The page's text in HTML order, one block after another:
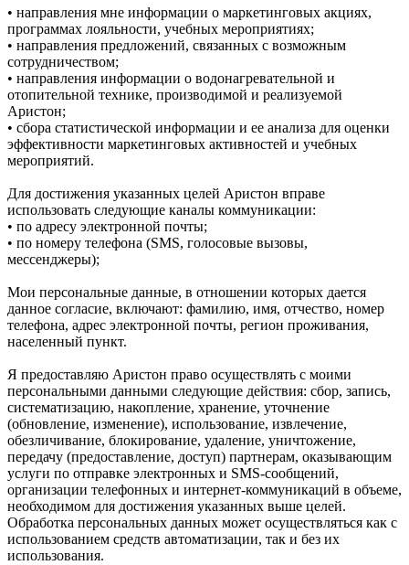
• направления мне информации о маркетинговых акциях,
программах лояльности, учебных мероприятиях;
• направления предложений, связанных с возможным
сотрудничеством;
• направления информации о водонагревательной и
отопительной технике, производимой и реализуемой
Аристон;
• сбора статистической информации и ее анализа для оценки
эффективности маркетинговых активностей и учебных
мероприятий.
Для достижения указанных целей Аристон вправе
использовать следующие каналы коммуникации:
• по адресу электронной почты;
• по номеру телефона (SMS, голосовые вызовы,
мессенджеры);
Мои персональные данные, в отношении которых дается
данное согласие, включают: фамилию, имя, отчество, номер
телефона, адрес электронной почты, регион проживания,
населенный пункт.
Я предоставляю Аристон право осуществлять с моими
персональными данными следующие действия: сбор, запись,
систематизацию, накопление, хранение, уточнение
(обновление, изменение), использование, извлечение,
обезличивание, блокирование, удаление, уничтожение,
передачу (предоставление, доступ) партнерам, оказывающим
услуги по отправке электронных и SMS‑сообщений,
организации телефонных и интернет‑коммуникаций в объеме,
необходимом для достижения указанных выше целей.
Обработка персональных данных может осуществляться как с
использованием средств автоматизации, так и без их
использования.